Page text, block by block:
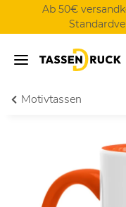
Ab 50€
Motivtassen